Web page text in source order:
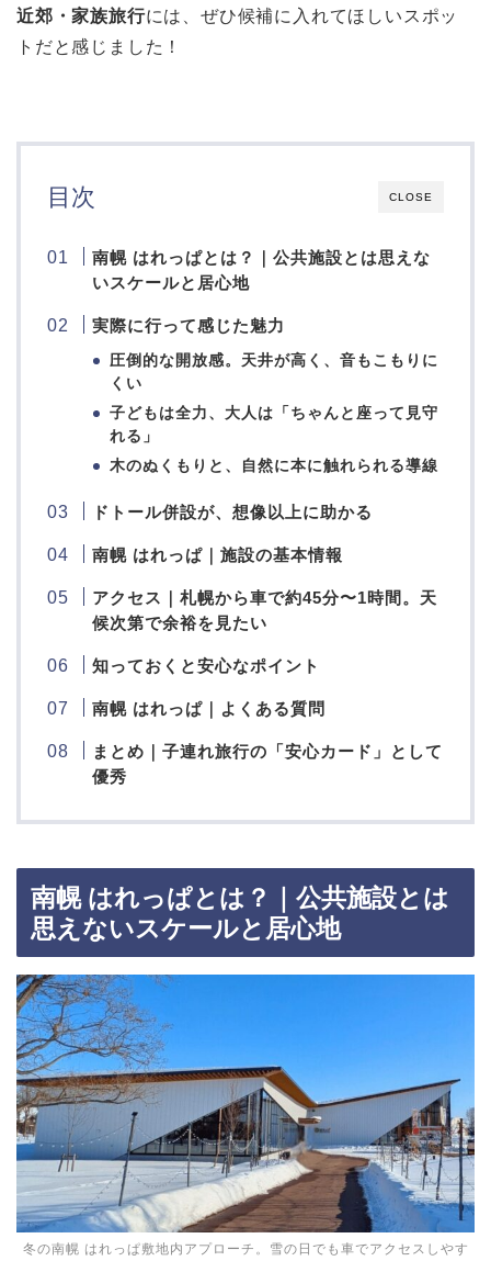
近郊・家族旅行には、ぜひ候補に入れてほしいスポッ
トだと感じました！
CLOSE
目次
南幌 はれっぱとは？｜公共施設とは思えな
いスケールと居心地
実際に行って感じた魅力
圧倒的な開放感。天井が高く、音もこもりに
くい
子どもは全力、大人は「ちゃんと座って見守
れる」
木のぬくもりと、自然に本に触れられる導線
ドトール併設が、想像以上に助かる
南幌 はれっぱ｜施設の基本情報
アクセス｜札幌から車で約45分〜1時間。天
候次第で余裕を見たい
知っておくと安心なポイント
南幌 はれっぱ｜よくある質問
まとめ｜子連れ旅行の「安心カード」として
優秀
南幌 はれっぱとは？｜公共施設とは
思えないスケールと居心地
冬の南幌 はれっぱ敷地内アプローチ。雪の日でも車でアクセスしやす